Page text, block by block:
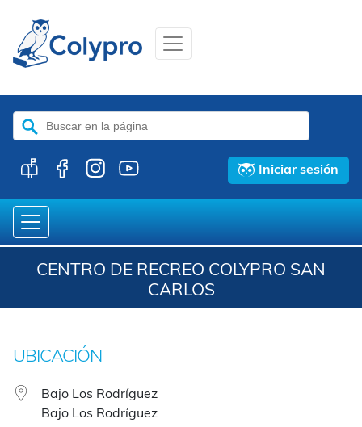
Buscar:
Iniciar sesión
CENTRO DE RECREO COLYPRO SAN
CARLOS
UBICACIÓN
Bajo Los Rodríguez
Bajo Los Rodríguez